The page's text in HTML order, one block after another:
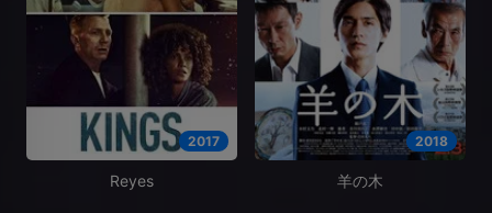
2017
Reyes
2018
羊の木